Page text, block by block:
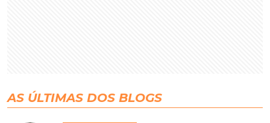
AS ÚLTIMAS DOS BLOGS